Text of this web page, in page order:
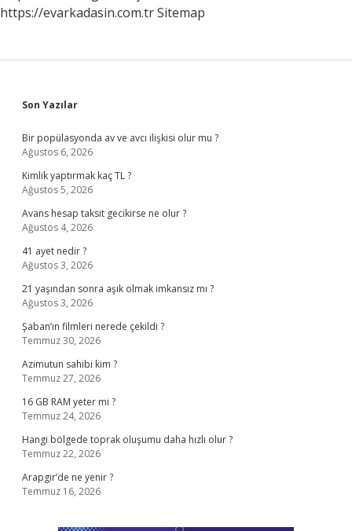
https://evarkadasin.com.trSitemap
Sidebar
Son Yazılar
Bir popülasyonda av ve avcı ilişkisi olur mu ?
Ağustos 6, 2026
Kimlik yaptırmak kaç TL ?
Ağustos 5, 2026
Avans hesap taksit gecikirse ne olur ?
Ağustos 4, 2026
41 ayet nedir ?
Ağustos 3, 2026
21 yaşından sonra aşık olmak imkansız mı ?
Ağustos 3, 2026
Şaban’ın filmleri nerede çekildi ?
Temmuz 30, 2026
Azimutun sahibi kim ?
Temmuz 27, 2026
16 GB RAM yeter mi ?
Temmuz 24, 2026
Hangi bölgede toprak oluşumu daha hızlı olur ?
Temmuz 22, 2026
Arapgir’de ne yenir ?
Temmuz 16, 2026